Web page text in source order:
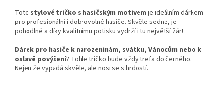
Toto stylové tričko s hasičským motivem je ideálním dárkem
pro profesionální i dobrovolné hasiče. Skvěle sedne, je
pohodlné a díky kvalitnímu potisku vydrží i tu největší žár!
Dárek pro hasiče k narozeninám, svátku, Vánocům nebo k
oslavě povýšení? Tohle tričko bude vždy trefa do černého.
Nejen že vypadá skvěle, ale nosí se s hrdostí.